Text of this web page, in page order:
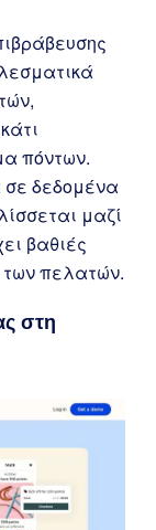
πόντων.
σε δεδομένα
μαζί
βαθιές
πελατών.
στη